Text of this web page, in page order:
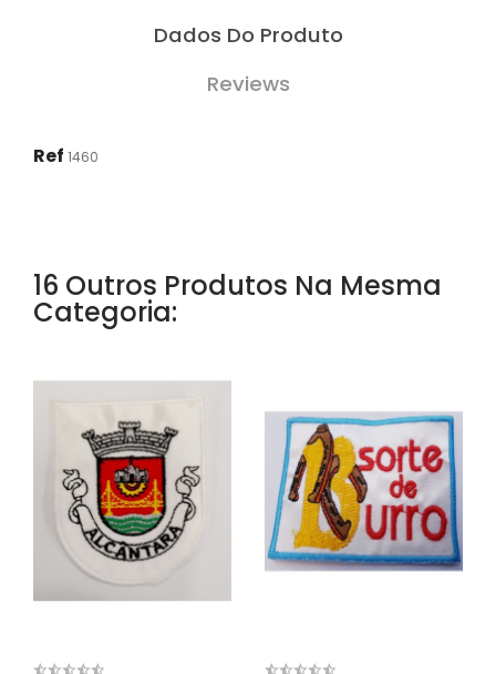
Dados Do Produto
Reviews
Ref 1460
16 Outros Produtos Na Mesma
Categoria: